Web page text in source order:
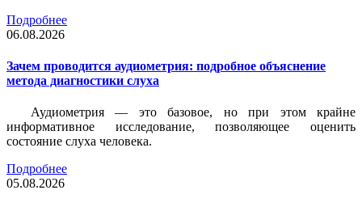
Подробнее
06.08.2026
Зачем проводится аудиометрия: подробное объяснение
метода диагностики слуха
Аудиометрия — это базовое, но при этом крайне
информативное исследование, позволяющее оценить
состояние слуха человека.
Подробнее
05.08.2026